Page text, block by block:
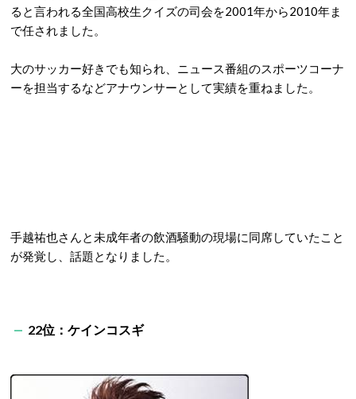
ると言われる全国高校生クイズの司会を2001年から2010年ま
で任されました。
大のサッカー好きでも知られ、ニュース番組のスポーツコーナ
ーを担当するなどアナウンサーとして実績を重ねました。
手越祐也さんと未成年者の飲酒騒動の現場に同席していたこと
が発覚し、話題となりました。
22位：ケインコスギ